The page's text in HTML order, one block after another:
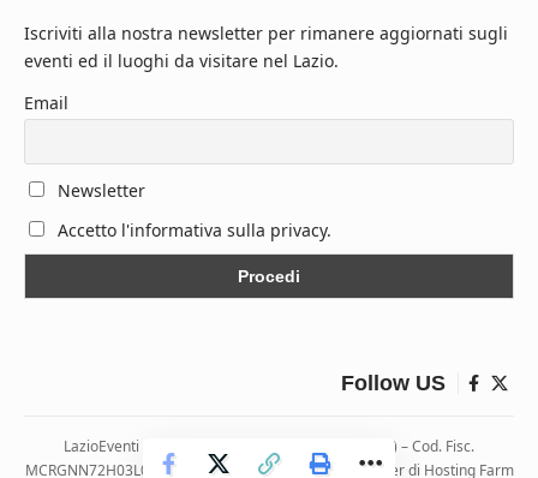
Iscriviti alla nostra newsletter per rimanere aggiornati sugli
eventi ed il luoghi da visitare nel Lazio.
Email
Newsletter
Accetto l'informativa sulla privacy.
Follow US
LazioEventi – Via Monticelli, 9 04026 Minturno (LT) – Cod. Fisc.
MCRGNN72H03L083H | Hosting ospitato presso i server di Hosting Farm